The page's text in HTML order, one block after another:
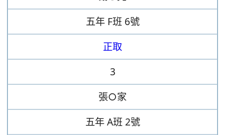
五年 F班 6號
正取
3
張○家
五年 A班 2號